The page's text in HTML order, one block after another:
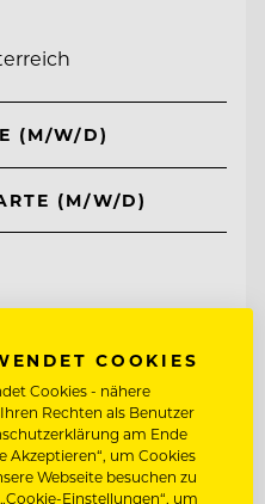
(M/W/D)
(M/W/D)
COOKIES
Cookies - nähere
Rechten als Benutzer
am Ende
Akzeptieren“, um Cookies
Webseite besuchen zu
Einstellungen“, um